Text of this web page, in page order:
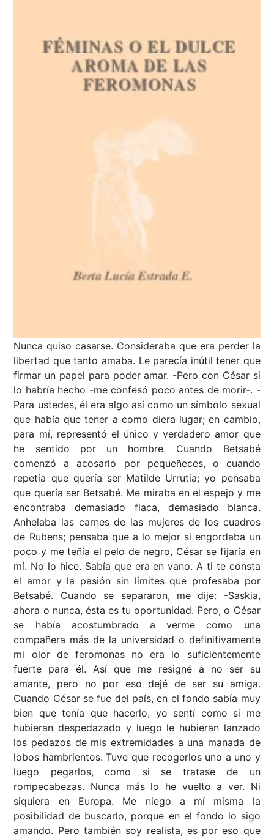
Nunca quiso casarse. Consideraba que era perder la
libertad que tanto amaba. Le parecía inútil tener que
firmar un papel para poder amar. -Pero con César si
lo habría hecho -me confesó poco antes de morir-. -
Para ustedes, él era algo así como un símbolo sexual
que había que tener a como diera lugar; en cambio,
para mí, representó el único y verdadero amor que
he sentido por un hombre. Cuando Betsabé
comenzó a acosarlo por pequeñeces, o cuando
repetía que quería ser Matilde Urrutia; yo pensaba
que quería ser Betsabé. Me miraba en el espejo y me
encontraba demasiado flaca, demasiado blanca.
Anhelaba las carnes de las mujeres de los cuadros
de Rubens; pensaba que a lo mejor si engordaba un
poco y me teñía el pelo de negro, César se fijaría en
mí. No lo hice. Sabía que era en vano. A ti te consta
el amor y la pasión sin límites que profesaba por
Betsabé. Cuando se separaron, me dije: -Saskia,
ahora o nunca, ésta es tu oportunidad. Pero, o César
se había acostumbrado a verme como una
compañera más de la universidad o definitivamente
mi olor de feromonas no era lo suficientemente
fuerte para él. Así que me resigné a no ser su
amante, pero no por eso dejé de ser su amiga.
Cuando César se fue del país, en el fondo sabía muy
bien que tenía que hacerlo, yo sentí como si me
hubieran despedazado y luego le hubieran lanzado
los pedazos de mis extremidades a una manada de
lobos hambrientos. Tuve que recogerlos uno a uno y
luego pegarlos, como si se tratase de un
rompecabezas. Nunca más lo he vuelto a ver. Ni
siquiera en Europa. Me niego a mí misma la
posibilidad de buscarlo, porque en el fondo lo sigo
amando. Pero también soy realista, es por eso que